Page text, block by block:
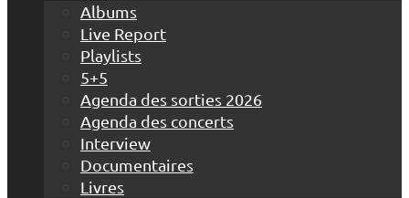
Albums
Live Report
Playlists
5+5
Agenda des sorties 2026
Agenda des concerts
Interview
Documentaires
Livres